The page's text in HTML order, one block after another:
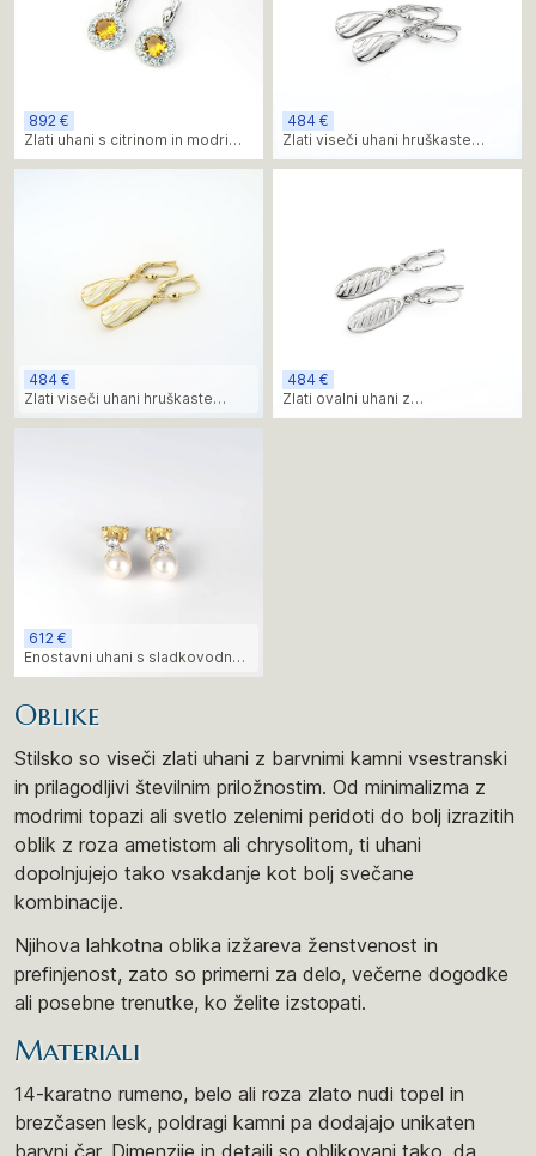
892 €
Zlati uhani s citrinom in modrimi
topazi iz belega zlata
484 €
Zlati viseči uhani hruškaste
oblike iz belega zlata
484 €
Zlati viseči uhani hruškaste
oblike
484 €
Zlati ovalni uhani z
minimalističnim dizajnom
612 €
Enostavni uhani s sladkovodno
perlo in diamanti
Oblike
Stilsko so viseči zlati uhani z barvnimi kamni vsestranski
in prilagodljivi številnim priložnostim. Od minimalizma z
modrimi topazi ali svetlo zelenimi peridoti do bolj izrazitih
oblik z roza ametistom ali chrysolitom, ti uhani
dopolnjujejo tako vsakdanje kot bolj svečane
kombinacije.
Njihova lahkotna oblika izžareva ženstvenost in
prefinjenost, zato so primerni za delo, večerne dogodke
ali posebne trenutke, ko želite izstopati.
Materiali
14-karatno rumeno, belo ali roza zlato nudi topel in
brezčasen lesk, poldragi kamni pa dodajajo unikaten
barvni čar. Dimenzije in detajli so oblikovani tako, da